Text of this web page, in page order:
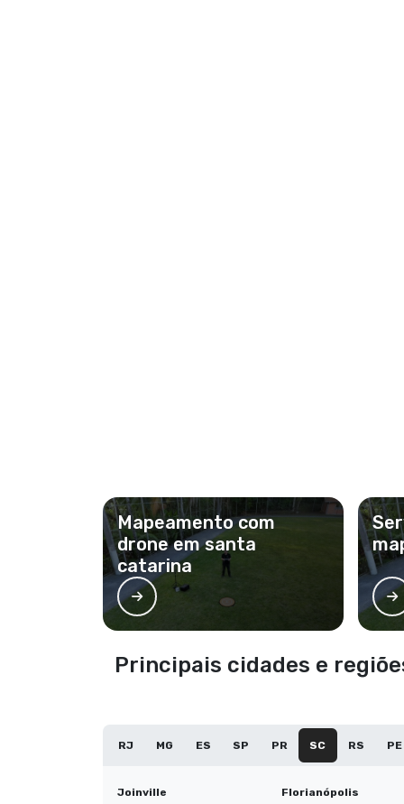
Mapeamento com
drone em santa
catarina
Principais cidades e
RJ MG ES SP PR SC RS PE
Joinville Florianópolis